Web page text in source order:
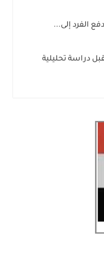
الفرد إلى...
دراسة تحليلية